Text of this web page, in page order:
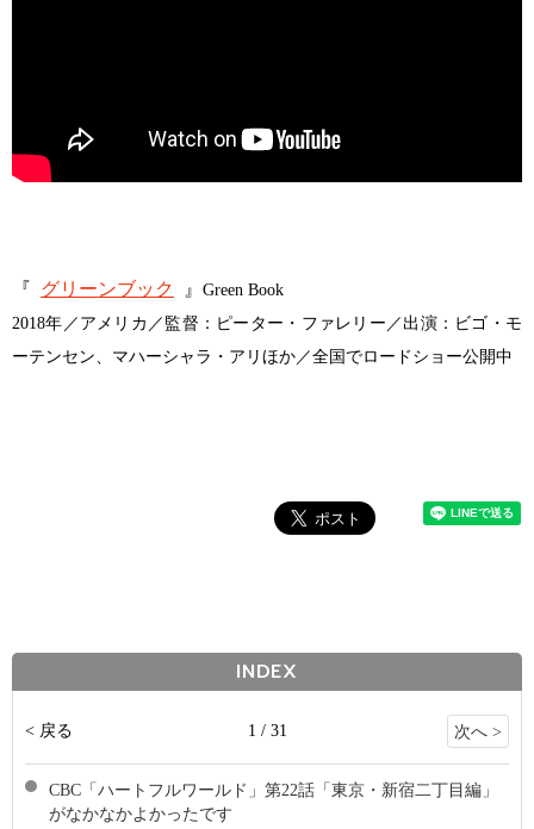
『 グリーンブック 』 Green Book
2018年／アメリカ／監督：ピーター・ファレリー／出演：ビゴ・モ
ーテンセン、マハーシャラ・アリほか／全国でロードショー公開中
INDEX
< 戻る 1 / 31 次へ >
CBC「ハートフルワールド」第22話「東京・新宿二丁目編」
がなかなかよかったです